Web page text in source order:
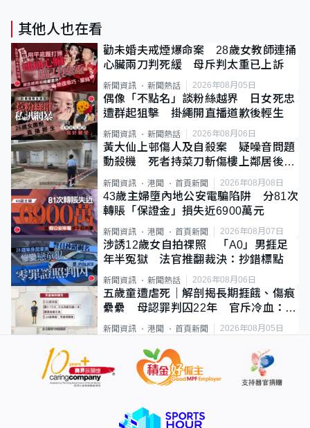
其他人也在看
勸未婚夫戒煙爆命案 28歲女教師連捅
心臟兩刀判死緩 母斥判太重已上訴
新聞資訊 新聞熱話 2026年08月05日
偶像「不點名」談粉絲越界 日女死忠
遭群起狙擊 掛繩開直播道歉後輕生
新聞資訊 新聞熱話 2026年08月06日
黃大仙上邨傷人及自殺案 疑噪音問題
動殺機 死者持菜刀斬傷樓上鄰居後墮
新聞資訊 港聞 首頁新聞 2026年08月08日
43歲主婦墮內地公安電騙陷阱 分81次
轉賬「保證金」損失近6900萬元
新聞資訊 港聞 首頁新聞 2026年08月07日
涉誘12歲女自拍祼照 「A0」男捱足
年半冤獄 法官推翻裁決：抄錯標點
新聞資訊 新聞熱話 2026年08月06日
五歲童遭虐死｜解剖揭長期捱餓、傷痕
纍纍 母認罪判囚22年 官斥冷血：同
類案最惡劣
新聞資訊 港聞 首頁新聞 2026年08月05日